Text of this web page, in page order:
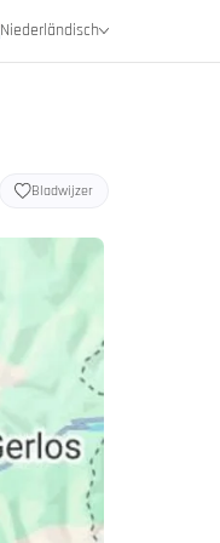
Niederländisch
Deutsch
Bladwijzer